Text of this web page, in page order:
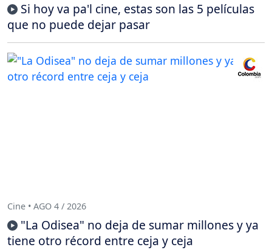
Si hoy va pa'l cine, estas son las 5 películas
que no puede dejar pasar
Cine • AGO 4 / 2026
"La Odisea" no deja de sumar millones y ya
tiene otro récord entre ceja y ceja